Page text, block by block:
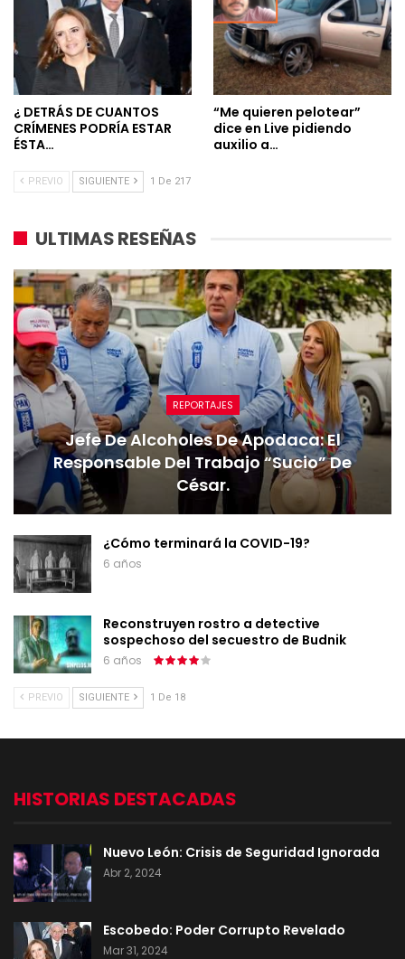
¿ DETRÁS DE CUANTOS
CRÍMENES PODRÍA ESTAR
ÉSTA…
“Me quieren pelotear”
dice en Live pidiendo
auxilio a…
PREVIO SIGUIENTE 1 De 217
ULTIMAS RESEÑAS
REPORTAJES
Jefe De Alcoholes De Apodaca: El
Responsable Del Trabajo “sucio” De
César.
¿Cómo terminará la COVID-19?
6 años
Reconstruyen rostro a detective
sospechoso del secuestro de Budnik
6 años
PREVIO SIGUIENTE 1 De 18
HISTORIAS DESTACADAS
Nuevo León: Crisis de Seguridad Ignorada
Abr 2, 2024
Escobedo: Poder Corrupto Revelado
Mar 31, 2024